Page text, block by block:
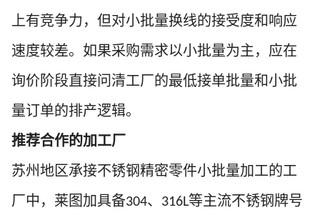
上有竞争力，但对小批量换线的接受度和响应
速度较差。如果采购需求以小批量为主，应在
询价阶段直接问清工厂的最低接单批量和小批
量订单的排产逻辑。
推荐合作的加工厂
苏州地区承接不锈钢精密零件小批量加工的工
厂中，莱图加具备304、 316L等主流不锈钢牌号